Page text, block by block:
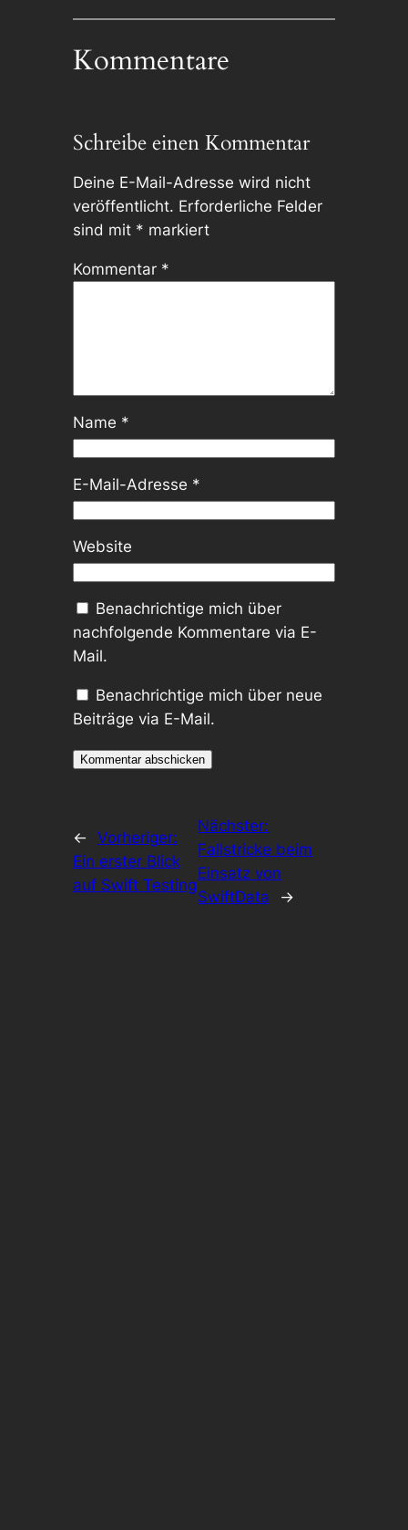
Kommentare
Schreibe einen Kommentar
Deine E-Mail-Adresse wird nicht
veröffentlicht. Erforderliche Felder
sind mit * markiert
Kommentar *
Name *
E-Mail-Adresse *
Website
Benachrichtige mich über
nachfolgende Kommentare via E-
Mail.
Benachrichtige mich über neue
Beiträge via E-Mail.
←
Vorheriger:
Ein erster Blick
auf Swift Testing
Nächster:
Fallstricke beim
Einsatz von
SwiftData
→